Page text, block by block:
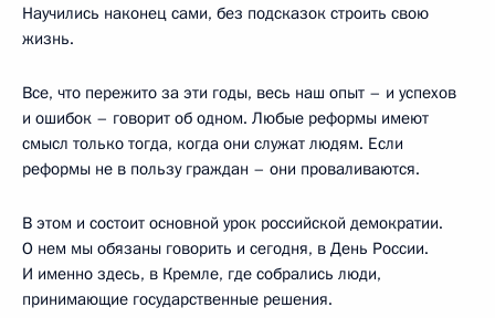
Научились наконец сами, без подсказок строить свою
жизнь.
Все, что пережито за эти годы, весь наш опыт – и успехов
и ошибок – говорит об одном. Любые реформы имеют
смысл только тогда, когда они служат людям. Если
реформы не в пользу граждан – они проваливаются.
В этом и состоит основной урок российской демократии.
О нем мы обязаны говорить и сегодня, в День России.
И именно здесь, в Кремле, где собрались люди,
принимающие государственные решения.